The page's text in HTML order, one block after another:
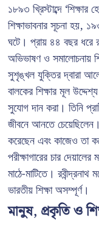
১৮৯৩ খ্রিস্টাব্দে ‘শিক্ষার
শিক্ষাভাবনার সূচনা হয়,
ঘটে। প্রায় ৪৪ বছর ধরে
অভিভাষণ ও সমালোচনায়
সুশৃঙ্খল যুক্তির দ্বারা
বালকের শিক্ষার মূল
সুযোগ দান করা। তিনি
জীবনে আনতে
করেছেন এবং কাজেও তা
পরীক্ষাগারের চার
মাঠে-মাটিতে।
ভারতীয় শিক্ষা অসম্পূর্ণ।
মানুষ, প্রকৃতি ও